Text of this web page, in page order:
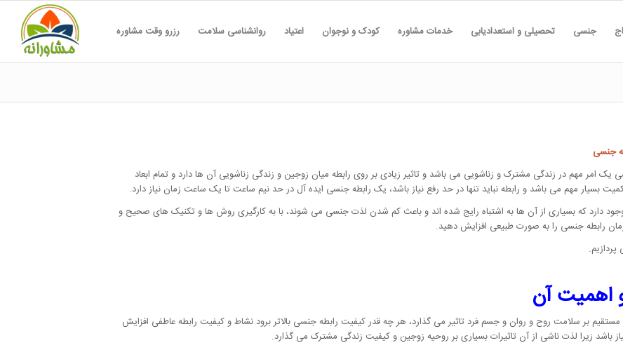
جنسی تحصیلی و استعدادیابی خدمات مشاوره کودک و نوجوان اعتیاد روانشناسی سلامت رزرو وقت مشاوره
جنسی
امر مهم در زندگی مشترک و زناشویی می باشد و تاثیر زیادی بر روی رابطه میان زوجین و زندگی زناشویی آن ها دارد و تمام ابعاد
بسیار مهم می باشد و رابطه نباید تنها در حد رفع نیاز باشد، یک رابطه جنسی ایده آل در حد نیم ساعت تا یک ساعت زمان نیاز دارد.
دارد که بسیاری از آن ها به اشتباه رایج شده اند و باعث کم شدن لذت جنسی می شوند، با به کارگیری روش ها و تکنیک های صحیح و
رابطه جنسی را به صورت طبیعی افزایش دهید.
اهمیت آن
بر سلامت روح و روان و جسم فرد تاثیر می گذارد، هر چه قدر کیفیت رابطه جنسی بالاتر برود نشاط و کیفیت رابطه عاطفی افزایش
باشد زیرا لذت ناشی از آن تاثیرات بسیاری بر روحیه زوجین و کیفیت زندگی مشترک می گذارد.